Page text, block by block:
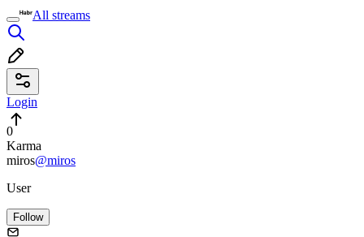
All streams
Login
0
Karma
miros@miros
User
Follow